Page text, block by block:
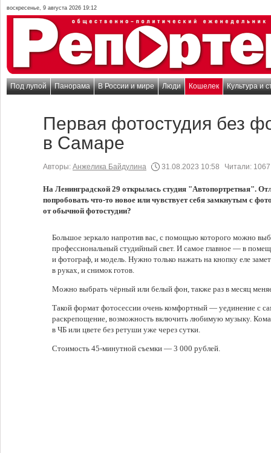
воскресенье, 9 августа 2026 19:12
Под лупой Панорама В России и мире Люди Кошелек Культура и
Первая фотостудия без
в Самаре
Авторы: Анжелика Байдулина 31.08.2023 10:58 Читали: 1067
На Ленинградской 29 открылась студия "Автопортретная".
попробовать что-то новое или чувствует себя замкнутым с
от обычной фотостудии?
Большое зеркало напротив вас, с помощью которого можно
профессиональный студийный свет. И самое главное — в
и фотограф, и модель. Нужно только нажать на кнопку еле
в руках, и снимок готов.
Можно выбрать чёрный или белый фон, также раз в месяц
Такой формат фотосессии очень комфортный — уединение с
раскрепощение, возможность включить любимую музыку.
в ЧБ или цвете без ретуши уже через сутки.
Стоимость 45-минутной съемки — 3 000 рублей.